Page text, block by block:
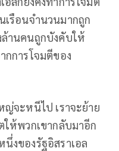
รือนจำนวนมากถูก
านคนถูกบังคับให้
กการโจมตีของ
จะหนีไป เราจะย้าย
ห้พวกเขากลับมาอีก
งของรัฐอิสราเอล